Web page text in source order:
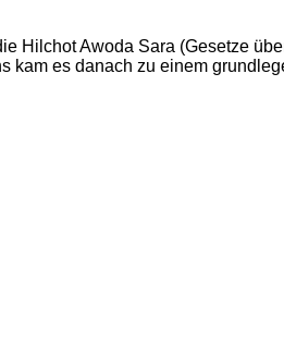
Hilchot Awoda Sara (Gesetze
kam es danach zu einem